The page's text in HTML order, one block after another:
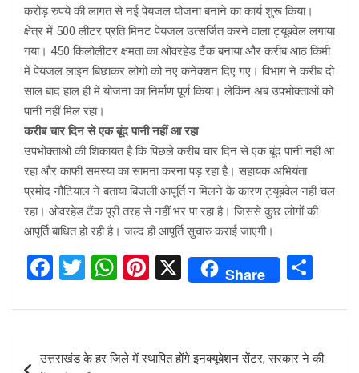
करोड़ रुपये की लागत से नई पेयजल योजना बनाने का कार्य शुरू किया।
क्षेत्र में 500 लीटर प्रति मिनट पेयजल उत्सर्जित करने वाला ट्यूबवेल लगाया
गया। 450 किलोलीटर क्षमता का ओवरहेड टैंक बनाया और करीब आठ किमी
में पेयजल लाइन बिछाकर लोगों को नए कनेक्शन दिए गए। विभाग ने करीब दो
साल बाद हाल ही में योजना का निर्माण पूर्ण किया। लेकिन अब उपभोक्ताओं को
पानी नहीं मिल रहा।
करीब चार दिन से एक बूंद पानी नहीं आ रहा
उपभोक्ताओं की शिकायत है कि पिछले करीब चार दिन से एक बूंद पानी नहीं आ
रहा और काफी समस्या का सामना करना पड़ रहा है। सहायक अभियंता
प्रमोद नौटियाल ने बताया बिजली आपूर्ति न मिलने के कारण ट्यूबवेल नहीं चल
रहा। ओवरहेड टैंक पूरी तरह से नहीं भर पा रहा है। जिससे कुछ लोगों की
आपूर्ति बाधित हो रही है। जल्द ही आपूर्ति सुचारु कराई जाएगी।
F
ce
T
tt
er
W
at
s
Pi
er
es
X Share
ar
e
उत्तराखंड के हर जिले में स्थापित होंगे इनक्यूबेशन सेंटर, सरकार ने की